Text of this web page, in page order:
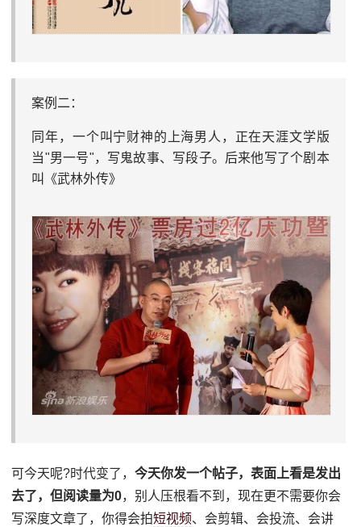
案例二：
同年，一个叫宁财神的上海男人，正在天涯文学版
当"男一号"，写鬼故事、写段子。后来他写了个剧本
叫《武林外传》
可今天呢?时代变了，今天你发一个帖子，表面上看是发出
去了，但阅读量为0，别人压根看不到，现在更不需要你会
写深度文章了，你得会拍短视频、会剪辑、会投流、会讲